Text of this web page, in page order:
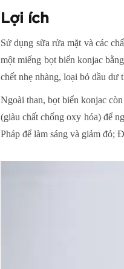
Lợi ích
Sử dụng sữa rửa mặt và các
một miếng bọt biển konjac
chết nhẹ nhàng, loại bỏ dầu dư
Ngoài than, bọt biển konjac
(giàu chất chống oxy hóa) để
Pháp để làm sáng và giảm đỏ;